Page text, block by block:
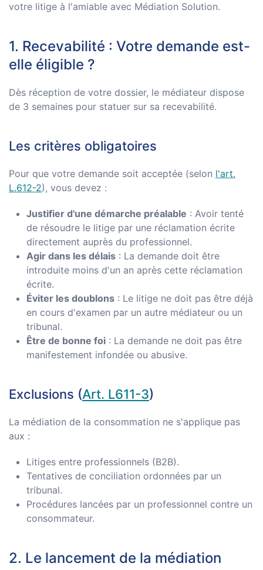
votre litige à l'amiable avec Médiation Solution.
1. Recevabilité : Votre demande est-
elle éligible ?
Dès réception de votre dossier, le médiateur dispose
de 3 semaines pour statuer sur sa recevabilité.
Les critères obligatoires
Pour que votre demande soit acceptée (selon l'art.
L.612-2), vous devez :
Justifier d'une démarche préalable : Avoir tenté
de résoudre le litige par une réclamation écrite
directement auprès du professionnel.
Agir dans les délais : La demande doit être
introduite moins d'un an après cette réclamation
écrite.
Éviter les doublons : Le litige ne doit pas être déjà
en cours d'examen par un autre médiateur ou un
tribunal.
Être de bonne foi : La demande ne doit pas être
manifestement infondée ou abusive.
Exclusions (Art. L611-3)
La médiation de la consommation ne s'applique pas
aux :
Litiges entre professionnels (B2B).
Tentatives de conciliation ordonnées par un
tribunal.
Procédures lancées par un professionnel contre un
consommateur.
2. Le lancement de la médiation